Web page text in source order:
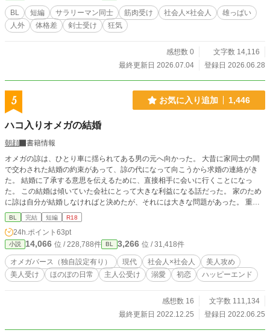
BL 短編 サラリーマン同士 筋肉受け 社会人×社会人
雄っぱい
人外
体格差 剣士受け 狂気
感想数 0
文字数 14,116
最終更新日 2026.07.04
登録日 2026.06.28
5 お気に入り追加 1,446
ハコ入りオメガの結婚
朝顔
書籍情報
オメガの諒は、ひとり車に揺られてある男の元へ向かった。 大昔に家同士の間
で交わされた結婚の約束があって、諒の代になって向こうから求婚の連絡がき
た。 結婚に了承する意思を伝えるために、直接相手に会いに行くことになっ
た。 この結婚は傾いていた会社にとって大きな利益になる話だった。 家のため
に諒は自分が結婚しなければと決めたが、それには大きな問題があった。 重い
気持ちでいた諒の前に現れたのは、見たことがないほど美しい男だった。 冷遇
されるどころか、事情を知っても温かく接してくれて、あるきっかけで二人の距
離は近いものとなり……。 一途な美人攻め×ハコ入り美人受け オメガバースの
設定をお借りして、独自要素を入れています。 洋風、和風でタイプの違う美人
をイメージしています。 特に大きな事件はなく、二人の気持ちが近づいて、結
ばれて幸せになる、という流れのお話です。 全十四話で完結しました。 番外編
二話追加。 他サイトでも同時投稿しています。
BL 完結 短編 R18
24h.ポイント 63pt
小説 14,066 位 / 228,788件 BL 3,266 位 / 31,418件
オメガバース（独自設定有り） 現代 社会人×社会人
美人攻め
美人受け
ほのぼの日常 主人公受け 溺愛 初恋 ハッピーエンド
感想数 16
文字数 111,134
最終更新日 2022.12.25
登録日 2022.06.25